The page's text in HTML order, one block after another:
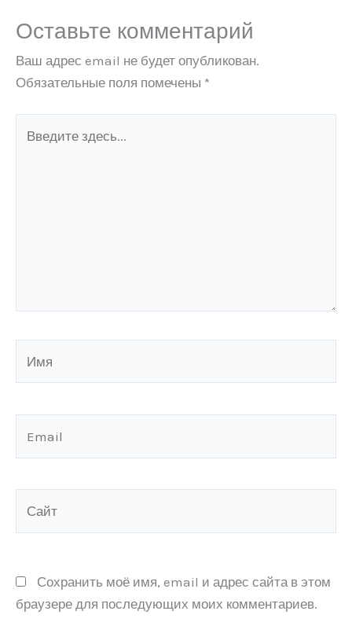
Оставьте комментарий
Ваш адрес email не будет опубликован.
Обязательные поля помечены *
здесь...
Сохранить моё имя, email и адрес сайта в этом
браузере для последующих моих комментариев.